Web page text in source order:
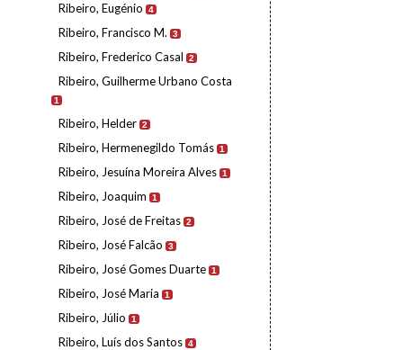
Ribeiro, Eugénio 4
Ribeiro, Francisco M. 3
Ribeiro, Frederico Casal 2
Ribeiro, Guilherme Urbano Costa
1
Ribeiro, Helder 2
Ribeiro, Hermenegildo Tomás 1
Ribeiro, Jesuína Moreira Alves 1
Ribeiro, Joaquim 1
Ribeiro, José de Freitas 2
Ribeiro, José Falcão 3
Ribeiro, José Gomes Duarte 1
Ribeiro, José Maria 1
Ribeiro, Júlio 1
Ribeiro, Luís dos Santos 4